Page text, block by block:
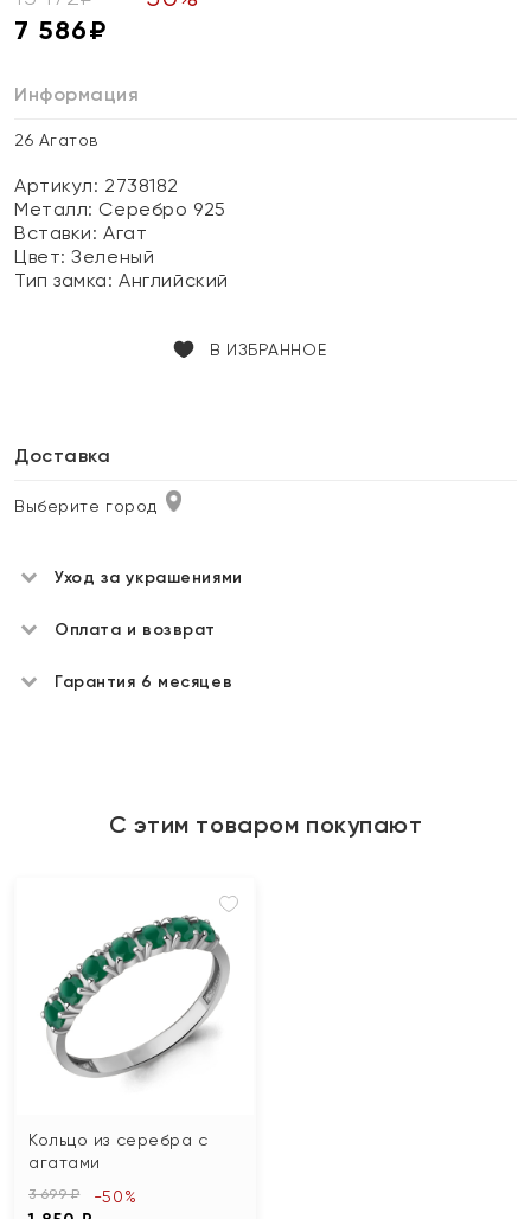
7 586₽
Информация
26 Агатов
Артикул: 2738182
Металл: Серебро 925
Вставки:Агат
Цвет:Зеленый
Тип замка:Английский
В ИЗБРАННОЕ
Доставка
Выберите город
Уход за украшениями
Оплата и возврат
Гарантия 6 месяцев
С этим товаром покупают
Кольцо из серебра с
агатами
3 699 ₽ -50%